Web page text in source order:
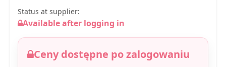
Status at supplier:
Available after logging in
Ceny dostępne po zalogowaniu